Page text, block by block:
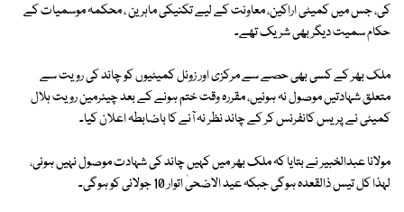
کی، جس میں کمیٹی اراکین، معاونت کے لیے تکنیکی ماہرین ، محکمہ موسمیات کے
حکام سمیت دیگر بھی شریک تھے۔
ملک بھر کے کسی بھی حصے سے مرکزی اور زونل کمیٹیوں کو چاند کی رویت سے
متعلق شہادتیں موصول نہ ہوئیں، مقررہ وقت ختم ہونے کے بعد چیئرمین رویت ہلال
کمیٹی نے پریس کانفرنس کر کے چاند نظر نہ آنے کا باضابطہ اعلان کیا۔
مولانا عبدالخبیر نے بتایا کہ ملک بھر میں کہیں چاند کی شہادت موصول نہیں ہوئی،
لہذا کل تیس ذالقعدہ ہوگی جبکہ عید الاضحیٰ اتوار 10 جولائی کو ہوگی۔